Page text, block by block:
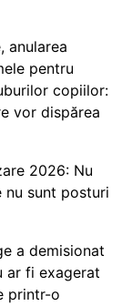
anularea
pentru
copiilor:
vor dispărea
2026: Nu
nu sunt posturi
a demisionat
ar fi exagerat
printr-o